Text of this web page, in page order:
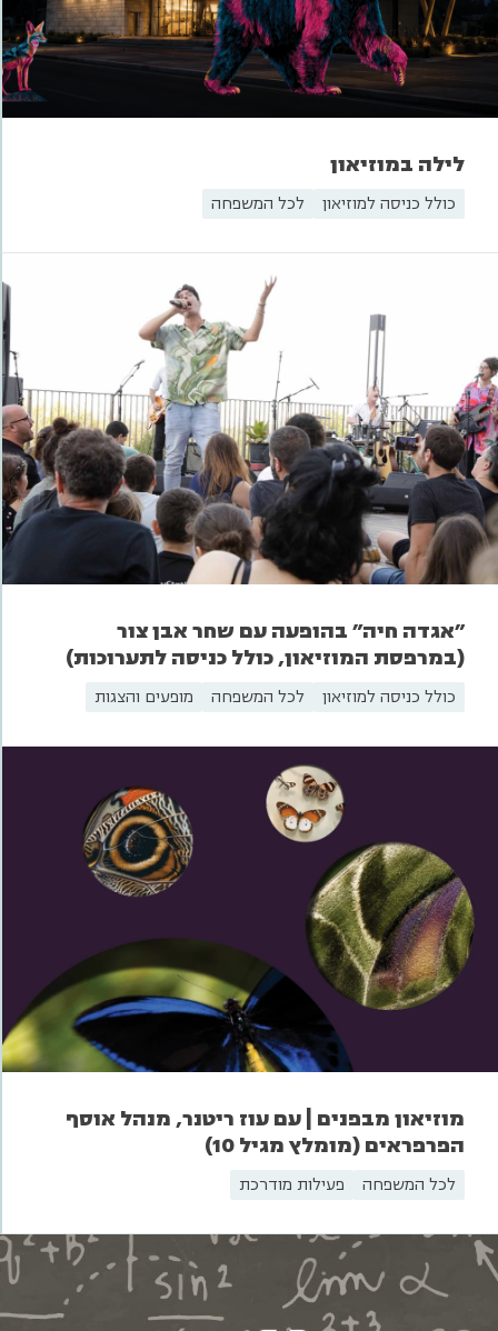
לילה במוזיאון
כולל כניסה למוזיאון לכל המשפחה
"אגדה חיה" בהופעה עם שחר אבן צור
(במרפסת המוזיאון, כולל כניסה לתערוכות)
כולל כניסה למוזיאון לכל המשפחה מופעים והצגות
מוזיאון מבפנים | עם עוז ריטנר, מנהל אוסף
הפרפראים (מומלץ מגיל 10)
לכל המשפחה פעילות מודרכת